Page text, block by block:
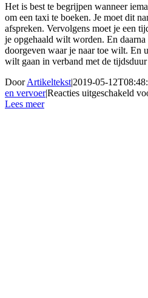
Het is best te begrijpen wanneer
om een taxi te boeken. Je moet dit
afspreken. Vervolgens moet je een
je opgehaald wilt worden. En daarna
doorgeven waar je naar toe wilt. En
wilt gaan in verband met de
DoorArtikeltekst|2019-05-
en vervoer|Reacties uitgeschakeld
Lees meer